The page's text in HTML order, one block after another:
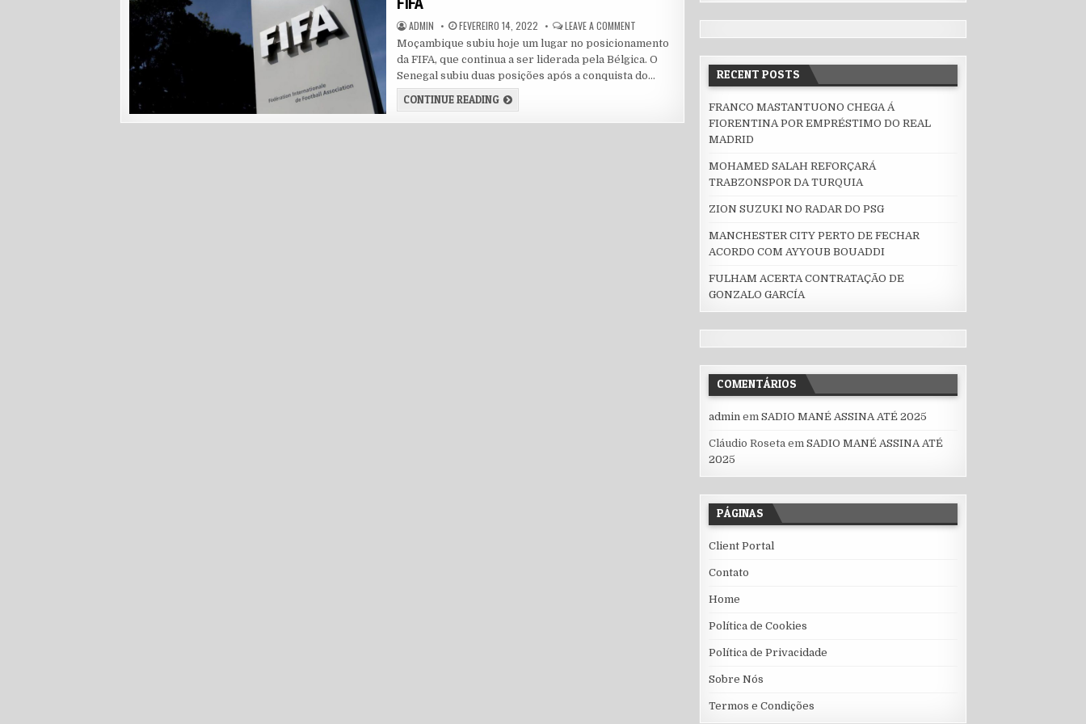
AUTHOR:
ADMIN PUBLISHED DATE:
FEVEREIRO 14, 2022 LEAVE A COMMENT ON MOÇAMBIQUE SUBIU UM LUGAR NO RANKING DA FIFA
Moçambique subiu hoje um lugar no posicionamento
da FIFA, que continua a ser liderada pela Bélgica. O
Senegal subiu duas posições após a conquista do…
CONTINUE READINGMOÇAMBIQUE SUBIU UM LUGAR NO RANKING DA FIFA
RECENT POSTS
FRANCO MASTANTUONO CHEGA Á
FIORENTINA POR EMPRÉSTIMO DO REAL
MADRID
MOHAMED SALAH REFORÇARÁ
TRABZONSPOR DA TURQUIA
ZION SUZUKI NO RADAR DO PSG
MANCHESTER CITY PERTO DE FECHAR
ACORDO COM AYYOUB BOUADDI
FULHAM ACERTA CONTRATAÇÃO DE
GONZALO GARCÍA
COMENTÁRIOS
admin emSADIO MANÉ ASSINA ATÉ 2025
Cláudio Roseta emSADIO MANÉ ASSINA ATÉ
2025
PÁGINAS
Client Portal
Contato
Home
Política de Cookies
Política de Privacidade
Sobre Nós
Termos e Condições